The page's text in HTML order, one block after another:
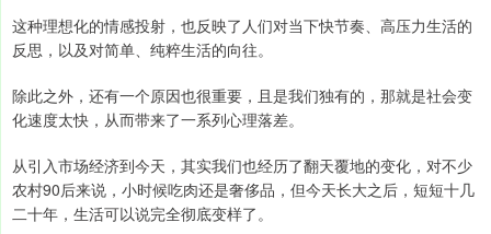
这种理想化的情感投射，也反映了人们对当下快节奏、高压力生活的
反思，以及对简单、纯粹生活的向往。
除此之外，还有一个原因也很重要，且是我们独有的，那就是社会变
化速度太快，从而带来了一系列心理落差。
从引入市场经济到今天，其实我们也经历了翻天覆地的变化，对不少
农村90后来说，小时候吃肉还是奢侈品，但今天长大之后，短短十几
二十年，生活可以说完全彻底变样了。